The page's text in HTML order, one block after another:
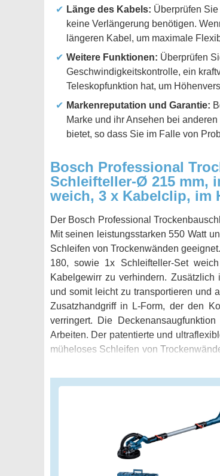
Länge des Kabels: Überprüfen
keine Verlängerung benötigen.
längeren Kabel, um maximale
Weitere Funktionen: Überprüfen
Geschwindigkeitskontrolle, ein
Teleskopfunktion hat, um
Markenreputation und Garantie:
Marke und ihr Ansehen bei
bietet, so dass Sie im Falle von
Bosch Professional
Schleifteller-Ø 215 mm,
weich, 3 x Kabelclip, im
Der Bosch Professional
Mit seinen leistungsstarken 550 Watt
Schleifen von Trockenwänden
180, sowie 1x Schleifteller-Set
Kabelgewirr zu verhindern.
und somit leicht zu transportieren und
Zusatzhandgriff in L-Form, der den
verringert. Die
Arbeiten. Der patentierte und
müheloses Schleifen von
und erzielen Sie eine makellose
Sie höchste Effizienz und sparen